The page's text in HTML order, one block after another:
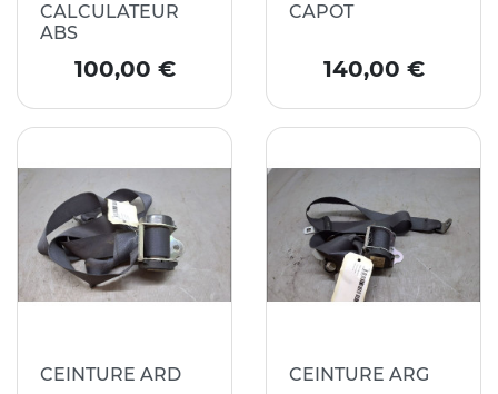
CALCULATEUR
ABS
Prix
100,00 €
CAPOT
Prix
140,00 €
CEINTURE ARD
CEINTURE ARG